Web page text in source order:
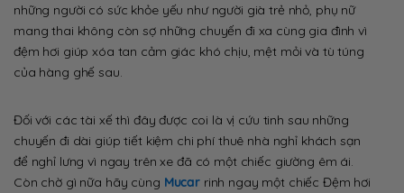
những người có sức khỏe yếu như người già trẻ nhỏ, phụ nữ
mang thai không còn sợ những chuyến đi xa cùng gia đình vì
đệm hơi giúp xóa tan cảm giác khó chịu, mệt mỏi và tù túng
của hàng ghế sau.
Đối với các tài xế thì đây được coi là vị cứu tinh sau những
chuyến đi dài giúp tiết kiệm chi phí thuê nhà nghỉ khách sạn
để nghỉ lưng vì ngay trên xe đã có một chiếc giường êm ái.
Còn chờ gì nữa hãy cùng Mucarrinh ngay một chiếc Đệm hơi